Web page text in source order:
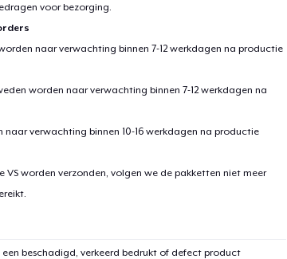
voor bezorging.
naar verwachting binnen 7-12 werkdagen na productie
worden naar verwachting binnen 7-12 werkdagen na
verwachting binnen 10-16 werkdagen na productie
worden verzonden, volgen we de pakketten niet meer
beschadigd, verkeerd bedrukt of defect product